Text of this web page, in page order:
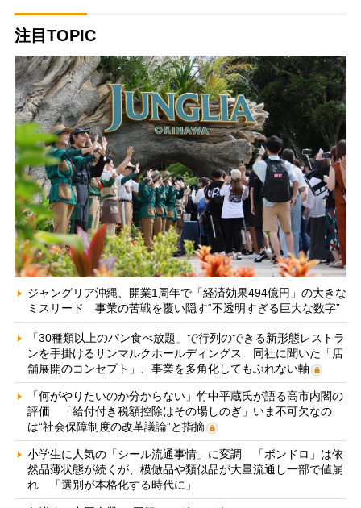
注目TOPIC
ジャングリア沖縄、開業1周年で「経済効果494億円」の大きな
ミスリード 事業の苦戦を覆い隠す“不透明すぎる巨大な数字”
「30種類以上のパン食べ放題」で行列のできる新形態レストラ
ンを手掛けるサンマルクホールディングス 同社に聞いた「店
舗展開のコンセプト」、事業を多角化してもぶれない軸
「何がやりたいのか分からない」竹中平蔵氏が語る高市内閣の
評価 「給付付き税額控除はその場しのぎ」いま不可欠なの
は“社会保障制度の改革議論”と指摘
小学生に人気の「シール流通事情」に変調 「ボンドロ」は依
然品薄状態が続くが、模倣品や類似品が大量流通し一部で値崩
れ 「選別が本格化する時代に」